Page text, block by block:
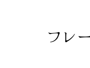
フレ